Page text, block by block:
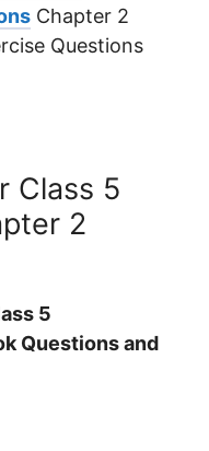
Chapter 2
Questions
Class 5
2
5
Questions and